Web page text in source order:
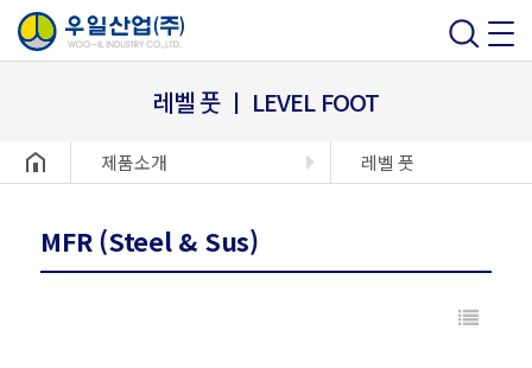
레벨 풋 ㅣ LEVEL FOOT
헤더설정 제품소개 레벨 풋
MFR (Steel & Sus)